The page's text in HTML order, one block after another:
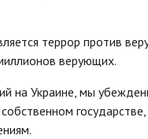
террор против
верующих.
на Украине, мы